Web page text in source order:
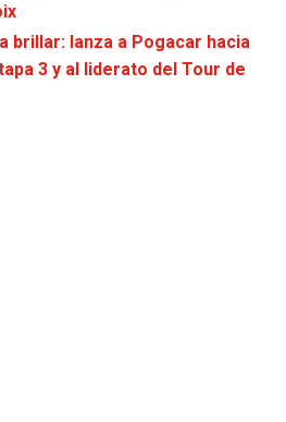
brillar: lanza a Pogacar hacia
3 y al liderato del Tour de